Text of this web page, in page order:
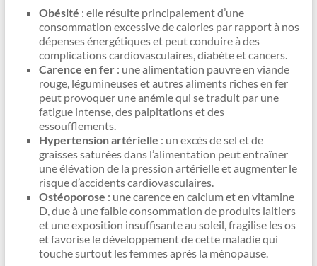
Obésité : elle résulte principalement d’une
consommation excessive de calories par rapport à nos
dépenses énergétiques et peut conduire à des
complications cardiovasculaires, diabète et cancers.
Carence en fer: une alimentation pauvre en viande
rouge, légumineuses et autres aliments riches en fer
peut provoquer une anémie qui se traduit par une
fatigue intense, des palpitations et des
essoufflements.
Hypertension artérielle : un excès de sel et de
graisses saturées dans l’alimentation peut entraîner
une élévation de la pression artérielle et augmenter le
risque d’accidents cardiovasculaires.
Ostéoporose : une carence en calcium et en vitamine
D, due à une faible consommation de produits laitiers
et une exposition insuffisante au soleil, fragilise les os
et favorise le développement de cette maladie qui
touche surtout les femmes après la ménopause.